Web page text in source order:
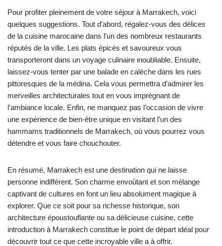
Pour profiter pleinement de votre séjour à Marrakech, voici
quelques suggestions. Tout d’abord, régalez-vous des délices
de la cuisine marocaine dans l’un des nombreux restaurants
réputés de la ville. Les plats épicés et savoureux vous
transporteront dans un voyage culinaire inoubliable. Ensuite,
laissez-vous tenter par une balade en calèche dans les rues
pittoresques de la médina. Cela vous permettra d’admirer les
merveilles architecturales tout en vous imprégnant de
l’ambiance locale. Enfin, ne manquez pas l’occasion de vivre
une expérience de bien-être unique en visitant l’un des
hammams traditionnels de Marrakech, où vous pourrez vous
détendre et vous faire chouchouter.
En résumé, Marrakech est une destination qui ne laisse
personne indifférent. Son charme envoûtant et son mélange
captivant de cultures en font un lieu absolument magique à
explorer. Que ce soit pour sa richesse historique, son
architecture époustouflante ou sa délicieuse cuisine, cette
introduction à Marrakech constitue le point de départ idéal pour
découvrir tout ce que cette incroyable ville a à offrir.